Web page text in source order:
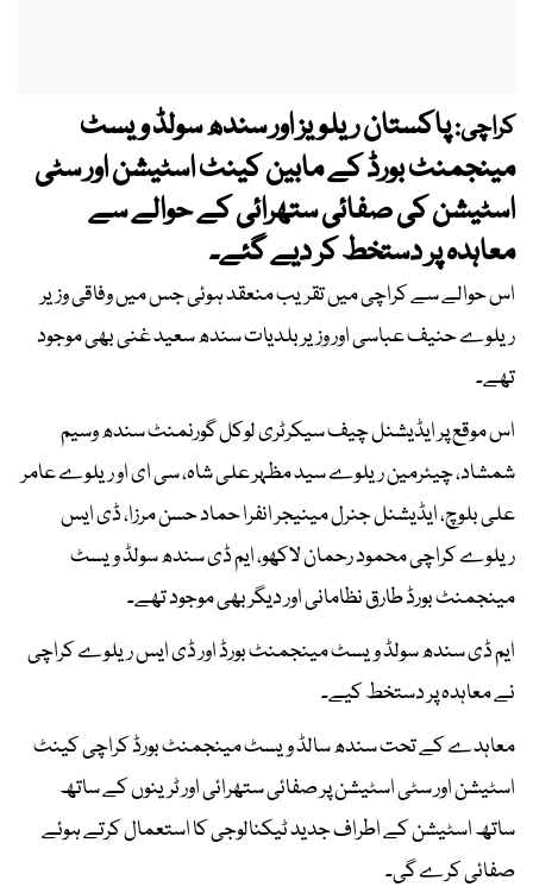
کراچی:پاکستان ریلویز اور سندھ سولڈ ویسٹ
مینجمنٹ بورڈ کے مابین کینٹ اسٹیشن اور سٹی
اسٹیشن کی صفائی ستھرائی کے حوالے سے
معاہدہ پر دستخط کر دیے گئے۔
اس حوالے سے کراچی میں تقریب منعقد ہوئی جس میں وفاقی وزیر
ریلوے حنیف عباسی اور وزیر بلدیات سندھ سعید غنی بھی موجود
تھے۔
اس موقع پر ایڈیشنل چیف سیکرٹری لوکل گورنمنٹ سندھ وسیم
شمشاد، چیئرمین ریلوے سید مظہر علی شاہ، سی ای او ریلوے عامر
علی بلوچ، ایڈیشنل جنرل مینیجر انفرا حماد حسن مرزا، ڈی ایس
ریلوے کراچی محمود رحمان لاکھو، ایم ڈی سندھ سولڈ ویسٹ
مینجمنٹ بورڈ طارق نظامانی اور دیگر بھی موجود تھے۔
ایم ڈی سندھ سولڈ ویسٹ مینجمنٹ بورڈ اور ڈی ایس ریلوے کراچی
نے معاہدہ پر دستخط کیے۔
معاہدے کے تحت سندھ سالڈ ویسٹ مینجمنٹ بورڈ کراچی کینٹ
اسٹیشن اور سٹی اسٹیشن پر صفائی ستھرائی اور ٹرینوں کے ساتھ
ساتھ اسٹیشن کے اطراف جدید ٹیکنالوجی کا استعمال کرتے ہوئے
صفائی کرے گی۔